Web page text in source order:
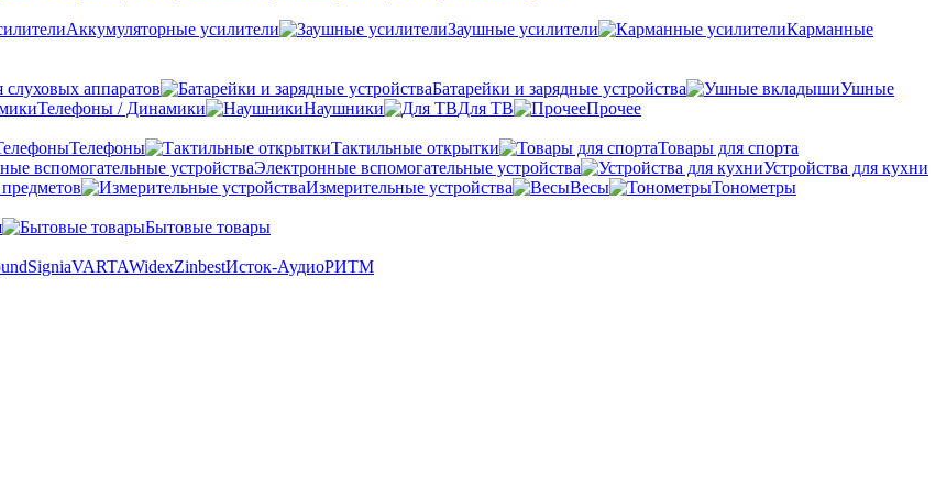
Аккумуляторные усилители Заушные усилители
Карманные
слуховых аппаратов Батарейки и зарядные устройства
Ушные
Телефоны / Динамики Наушники Для ТВ
Прочее
Телефоны Тактильные открытки
Товары для спорта
Электронные вспомогательные устройства
Устройства для кухни
Измерительные устройства Весы
Тонометры
Бытовые товары
SigniaVARTAWidexZinbestИсток-АудиоРИТМ